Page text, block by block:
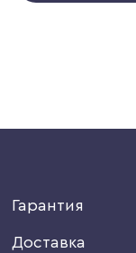
Гарантия
Доставка